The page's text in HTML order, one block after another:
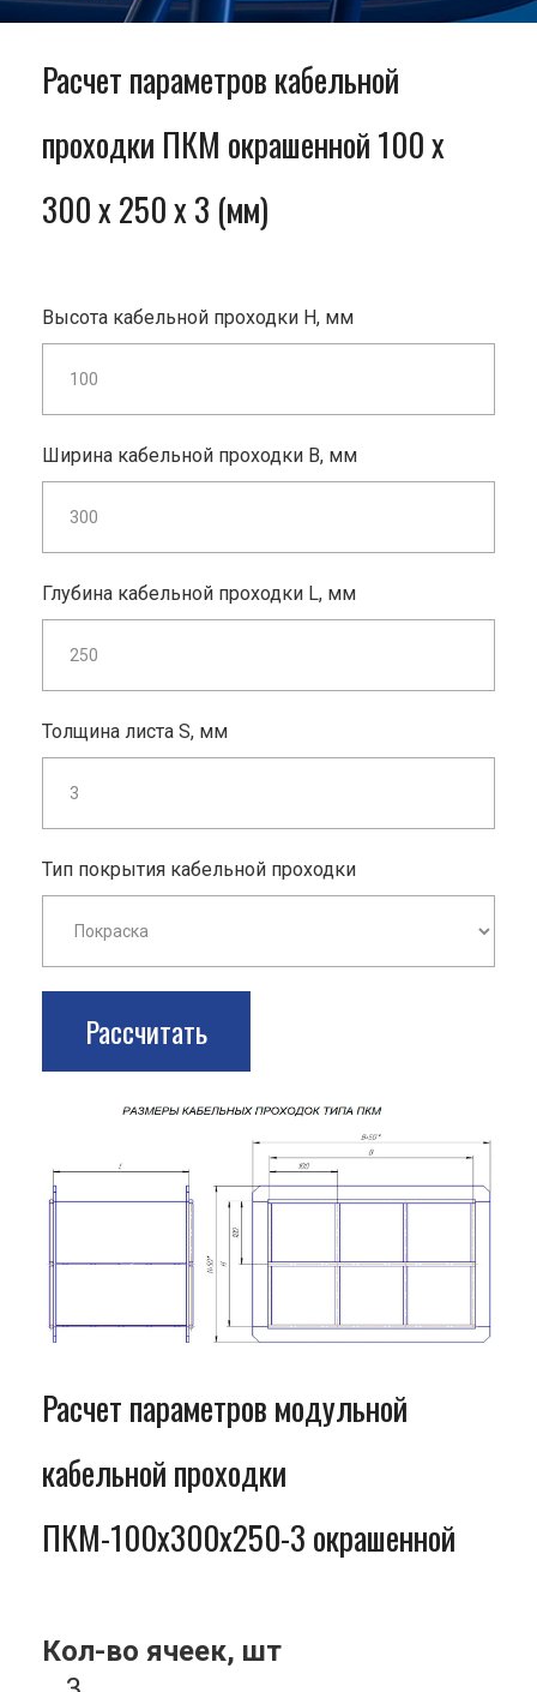
Расчет параметров кабельной
проходки ПКМ окрашенной 100 x
300 x 250 x 3 (мм)
Высота кабельной проходки H, мм
Ширина кабельной проходки B, мм
Глубина кабельной проходки L, мм
Толщина листа S, мм
Тип покрытия кабельной проходки
Рассчитать
Расчет параметров модульной
кабельной проходки
ПКМ-100x300x250-3 окрашенной
Кол-во ячеек, шт